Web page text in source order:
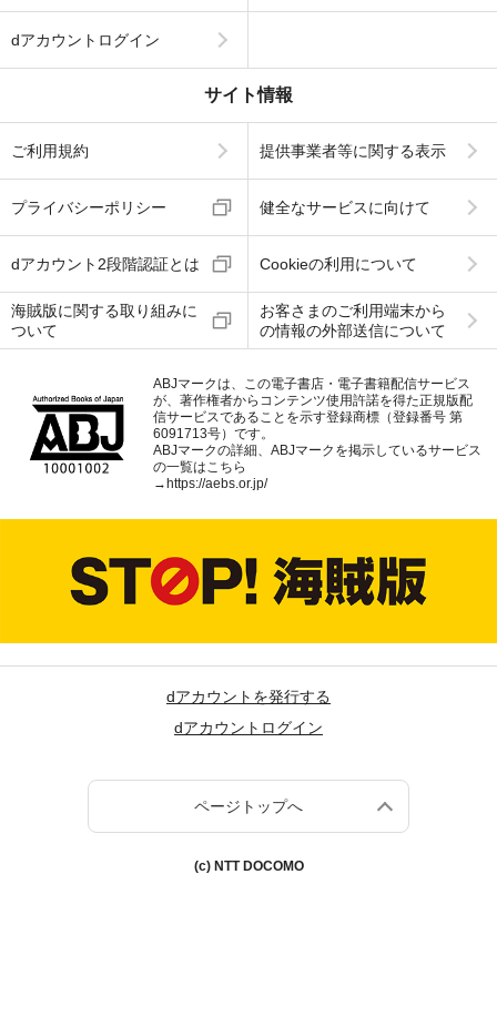
dアカウントログイン
サイト情報
ご利用規約 提供事業者等に関する表示
プライバシーポリシー 健全なサービスに向けて
dアカウント2段階認証とは Cookieの利用について
海賊版に関する取り組みに
ついて
お客さまのご利用端末から
の情報の外部送信について
ABJマークは、この電子書店・電子書籍配信サービス
が、著作権者からコンテンツ使用許諾を得た正規版配
信サービスであることを示す登録商標（登録番号 第
6091713号）です。
ABJマークの詳細、ABJマークを掲示しているサービス
の一覧はこちら
→ https://aebs.or.jp/
dアカウントを発行する
dアカウントログイン
ページトップへ
(c) NTT DOCOMO